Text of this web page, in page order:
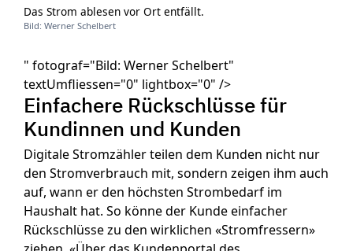
Das Strom ablesen vor Ort entfällt.
Bild: Werner Schelbert
" fotograf="Bild: Werner Schelbert"
textUmfliessen="0" lightbox="0" />
Einfachere Rückschlüsse für
Kundinnen und Kunden
Digitale Stromzähler teilen dem Kunden nicht nur
den Stromverbrauch mit, sondern zeigen ihm auch
auf, wann er den höchsten Strombedarf im
Haushalt hat. So könne der Kunde einfacher
Rückschlüsse zu den wirklichen «Stromfressern»